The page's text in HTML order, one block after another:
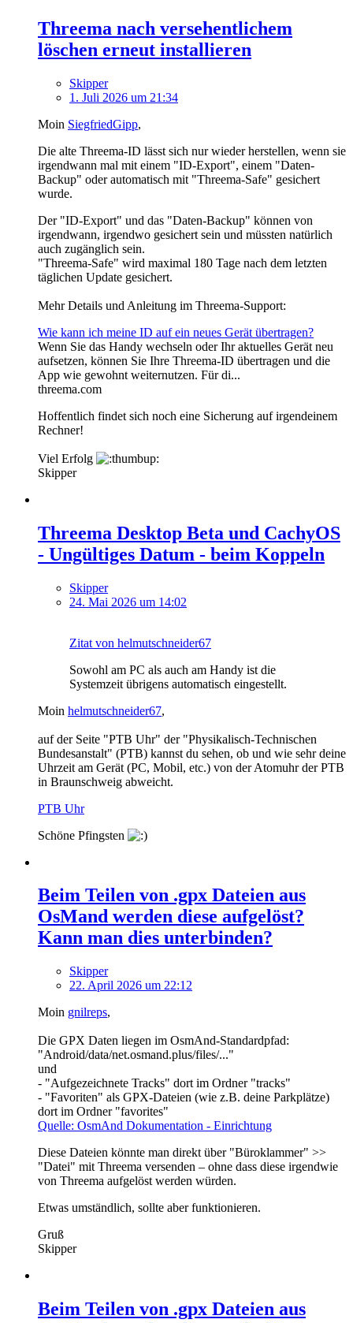
Threema nach versehentlichem
löschen erneut installieren
Skipper
1. Juli 2026 um 21:34
Moin SiegfriedGipp,
Die alte Threema-ID lässt sich nur wieder herstellen, wenn sie
irgendwann mal mit einem "ID-Export", einem "Daten-
Backup" oder automatisch mit "Threema-Safe" gesichert
wurde.
Der "ID-Export" und das "Daten-Backup" können von
irgendwann, irgendwo gesichert sein und müssten natürlich
auch zugänglich sein.
"Threema-Safe" wird maximal 180 Tage nach dem letzten
täglichen Update gesichert.
Mehr Details und Anleitung im Threema-Support:
Wie kann ich meine ID auf ein neues Gerät übertragen?
Wenn Sie das Handy wechseln oder Ihr aktuelles Gerät neu
aufsetzen, können Sie Ihre Threema-ID übertragen und die
App wie gewohnt weiternutzen. Für di...
threema.com
Hoffentlich findet sich noch eine Sicherung auf irgendeinem
Rechner!
Viel Erfolg
Skipper
Threema Desktop Beta und CachyOS
- Ungültiges Datum - beim Koppeln
Skipper
24. Mai 2026 um 14:02
Zitat von helmutschneider67
Sowohl am PC als auch am Handy ist die
Systemzeit übrigens automatisch eingestellt.
Moin helmutschneider67,
auf der Seite "PTB Uhr" der "Physikalisch-Technischen
Bundesanstalt" (PTB) kannst du sehen, ob und wie sehr deine
Uhrzeit am Gerät (PC, Mobil, etc.) von der Atomuhr der PTB
in Braunschweig abweicht.
PTB Uhr
Schöne Pfingsten
Beim Teilen von .gpx Dateien aus
OsMand werden diese aufgelöst?
Kann man dies unterbinden?
Skipper
22. April 2026 um 22:12
Moin gnilreps,
Die GPX Daten liegen im OsmAnd-Standardpfad:
"Android/data/net.osmand.plus/files/..."
und
- "Aufgezeichnete Tracks" dort im Ordner "tracks"
- "Favoriten" als GPX-Dateien (wie z.B. deine Parkplätze)
dort im Ordner "favorites"
Quelle: OsmAnd Dokumentation - Einrichtung
Diese Dateien könnte man direkt über "Büroklammer" >>
"Datei" mit Threema versenden – ohne dass diese irgendwie
von Threema aufgelöst werden würden.
Etwas umständlich, sollte aber funktionieren.
Gruß
Skipper
Beim Teilen von .gpx Dateien aus